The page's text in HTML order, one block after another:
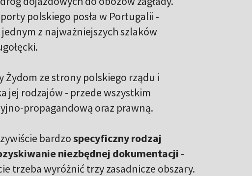
polskiego posła w Portugalii -
z najważniejszych szlaków
Żydom ze strony polskiego rządu i
jej rodzajów - przede wszystkim
propagandową oraz prawną.
bardzospecyficzny rodzaj
niezbędnej dokumentacji -
trzeba wyróżnić trzy zasadnicze obszary.